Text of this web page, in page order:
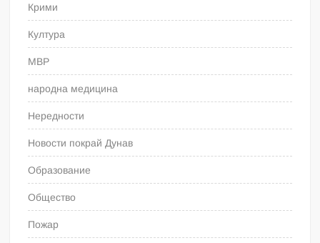
Крими
Култура
МВР
народна медицина
Нередности
Новости покрай Дунав
Образование
Общество
Пожар